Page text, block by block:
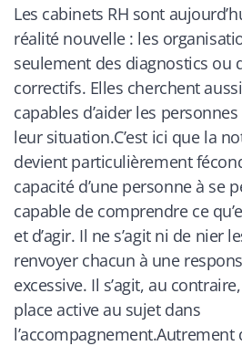
Les cabinets RH sont
réalité nouvelle : les
seulement des diagnostics ou
correctifs. Elles cherchent
capables d’aider les
leur situation.C’est ici que la
devient particulièrement
capacité d’une personne à se
capable de comprendre ce
et d’agir. Il ne s’agit ni de nier
renvoyer chacun à une
excessive. Il s’agit, au
place active au sujet dans
l’accompagnement.Autrement